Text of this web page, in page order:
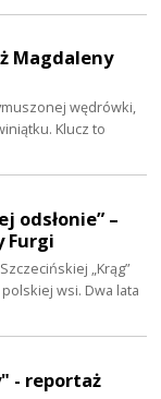
Magdaleny
wędrówki,
Klucz to
odsłonie” –
Furgi
„Krąg”
wsi. Dwa lata
- reportaż